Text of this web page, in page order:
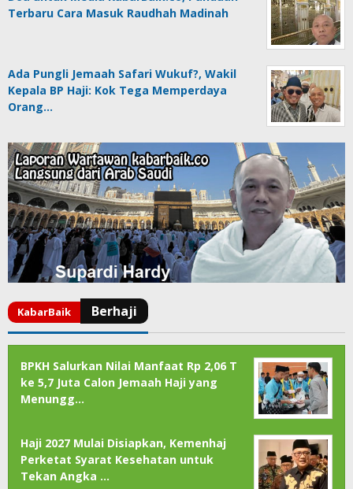
Terbaru Cara Masuk Raudhah Madinah
Ada Pungli Jemaah Safari Wukuf?, Wakil
Kepala BP Haji: Kok Tega Memperdaya
Orang…
BPKH Salurkan Nilai Manfaat Rp 2,06 T
ke 5,7 Juta Calon Jemaah Haji yang
Menungg…
Haji 2027 Mulai Disiapkan, Kemenhaj
Perketat Syarat Kesehatan untuk
Tekan Angka …